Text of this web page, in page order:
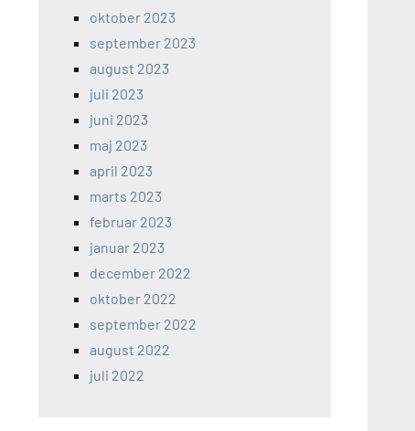
oktober 2023
september 2023
august 2023
juli 2023
juni 2023
maj 2023
april 2023
marts 2023
februar 2023
januar 2023
december 2022
oktober 2022
september 2022
august 2022
juli 2022